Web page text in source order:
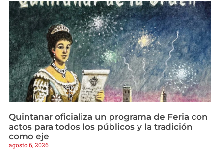
Quintanar oficializa un programa de Feria con
actos para todos los públicos y la tradición
como eje
agosto 6, 2026